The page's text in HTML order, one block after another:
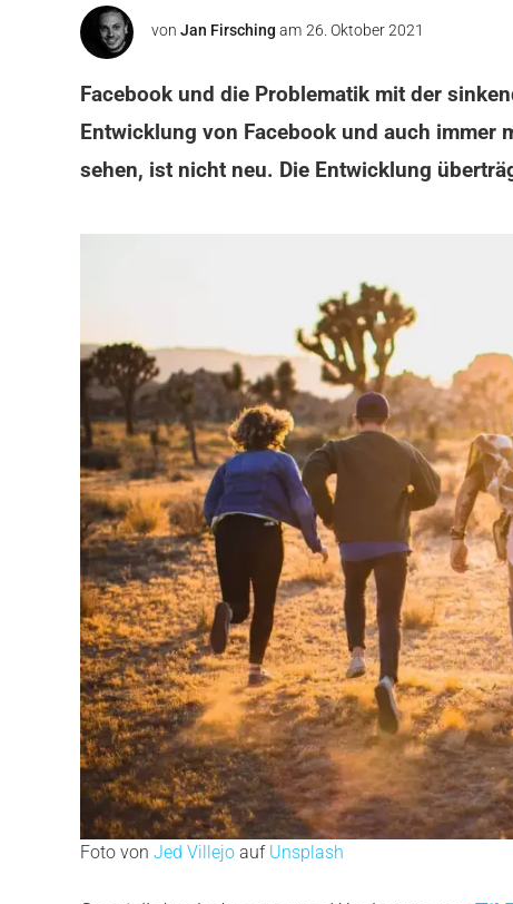
von Jan Firsching am 26. Oktober 2021
Facebook und die Problematik mit der
Entwicklung von Facebook und auch immer
sehen, ist nicht neu. Die Entwicklung
Foto von Jed Villejo auf Unsplash